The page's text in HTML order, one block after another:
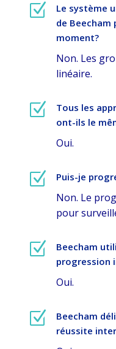
Z
Le système
de
moment?
Non. Les
linéaire.
Z
Tous les
ont-ils le
Oui.
Z Puis-je
Non. Le
pour
Z
Beecham
progression
Oui.
Z
Beecham
réussite